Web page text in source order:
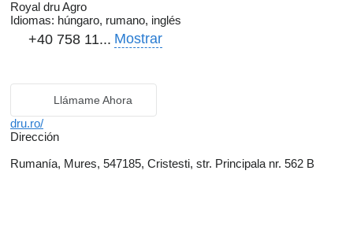
Royal dru Agro
Idiomas: húngaro, rumano, inglés
+40 758 11... Mostrar
Llámame Ahora
dru.ro/
Dirección
Rumanía, Mures, 547185, Cristesti, str. Principala nr. 562 B